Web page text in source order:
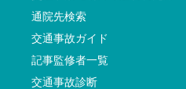
通院先検索
交通事故ガイド
記事監修者一覧
交通事故診断